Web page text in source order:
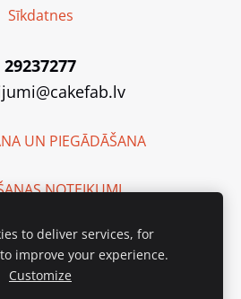
Sīkdatnes
29237277
UN PIEGĀDĀŠANA
NOTEIKUMI
"Cake Fab"
Nr. 40203135262
iela 2, Baloži, Latvija, LV-2112
to deliver services, for
improve your experience.
Customize